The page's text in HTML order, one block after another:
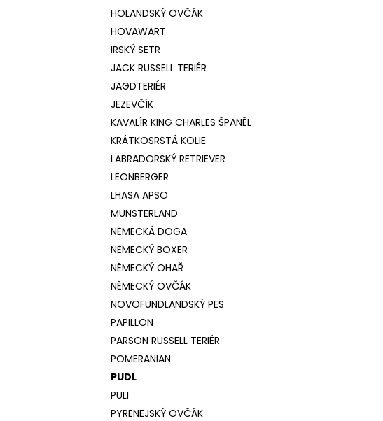
HOLANDSKÝ OVČÁK
HOVAWART
IRSKÝ SETR
JACK RUSSELL TERIÉR
JAGDTERIÉR
JEZEVČÍK
KAVALÍR KING CHARLES ŠPANĚL
KRÁTKOSRSTÁ KOLIE
LABRADORSKÝ RETRIEVER
LEONBERGER
LHASA APSO
MUNSTERLAND
NĚMECKÁ DOGA
NĚMECKÝ BOXER
NĚMECKÝ OHAŘ
NĚMECKÝ OVČÁK
NOVOFUNDLANDSKÝ PES
PAPILLON
PARSON RUSSELL TERIÉR
POMERANIAN
PUDL
PULI
PYRENEJSKÝ OVČÁK